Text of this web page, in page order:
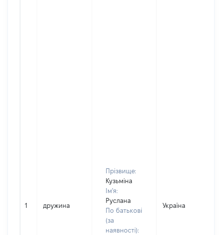
1 дружина
Прізвище:
Кузьміна
Ім'я:
Руслана
По батькові
(за
наявності):
Україна